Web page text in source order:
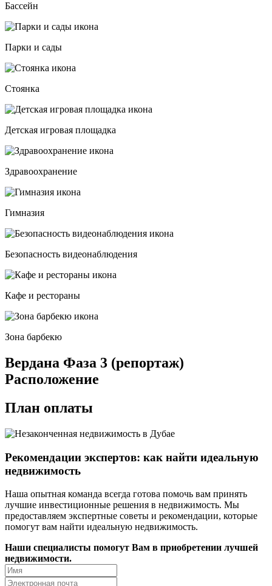
Бассейн
Парки и сады
Стоянка
Детская игровая площадка
Здравоохранение
Гимназия
Безопасность видеонаблюдения
Кафе и рестораны
Зона барбекю
Вердана Фаза 3 (репортаж)
Расположение
План оплаты
Рекомендации экспертов: как найти идеальную
недвижимость
Наша опытная команда всегда готова помочь вам принять
лучшие инвестиционные решения в недвижимость. Мы
предоставляем экспертные советы и рекомендации, которые
помогут вам найти идеальную недвижимость.
Наши специалисты помогут Вам в приобретении лучшей
недвижимости.